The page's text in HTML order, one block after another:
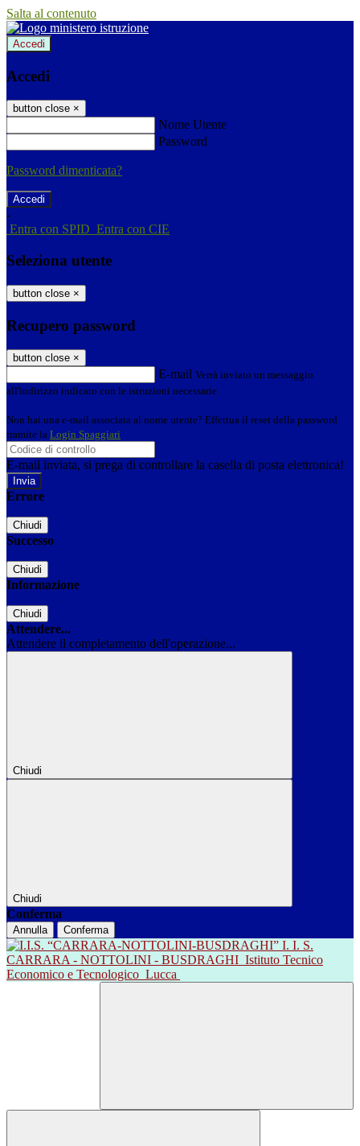
Salta al contenuto
Accedi
Accedi
button close ×
Nome Utente
Password
Password dimenticata?
-
Entra con SPID Entra con CIE
Seleziona utente
button close ×
Recupero password
button close ×
E-mail Verrà inviato un messaggio
all'indirizzo indicato con le istruzioni necessarie.
Non hai una e-mail associata al nome utente? Effettua il reset della password
tramite la Login Spaggiari
E-mail inviata, si prega di controllare la casella di posta elettronica!
Errore
Chiudi
Successo
Chiudi
Informazione
Chiudi
Attendere...
Attendere il completamento dell'operazione...
Chiudi
Chiudi
Conferma
Annulla Conferma
I. I. S.
CARRARA - NOTTOLINI - BUSDRAGHI Istituto Tecnico
Economico e Tecnologico Lucca